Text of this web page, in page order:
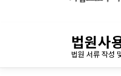
로
법원사
법원 서류 작성